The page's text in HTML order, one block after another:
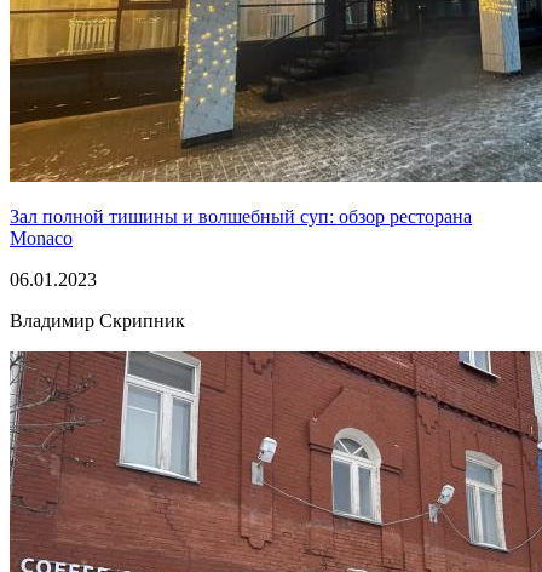
Зал полной тишины и волшебный суп: обзор ресторана
Monaco
06.01.2023
Владимир Скрипник